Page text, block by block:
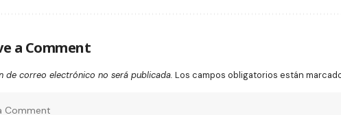
a Comment
de correo electrónico no será publicada. Los campos obligatorios están